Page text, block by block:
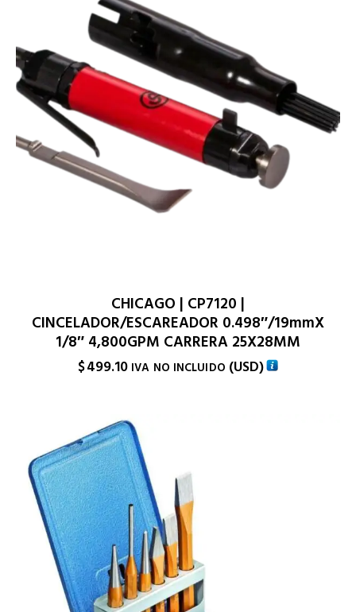
CHICAGO | CP7120 |
CINCELADOR/ESCAREADOR 0.498″/19mmX
1/8″ 4,800GPM CARRERA 25X28MM
$499.10 IVA NO INCLUIDO (USD)